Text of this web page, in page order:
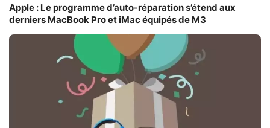
Apple : Le programme d’auto-réparation s’étend aux
derniers MacBook Pro et iMac équipés de M3